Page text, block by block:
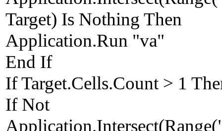
Target) Is Nothing Then
Application.Run "va"
End If
If Target.Cells.Count > 1
If Not